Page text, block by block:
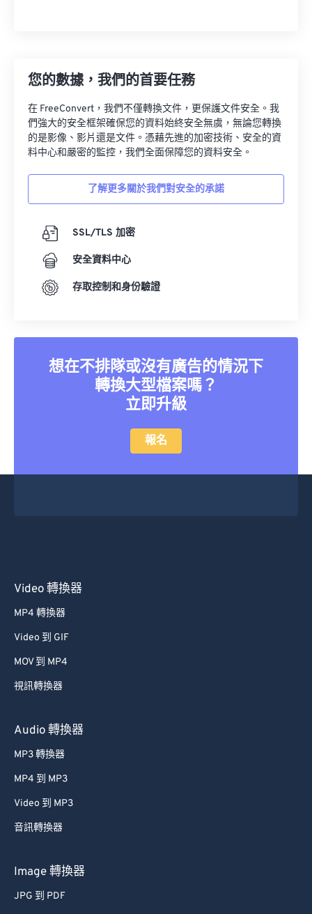
您的數據，我們的首要任務
在 FreeConvert，我們不僅轉換文件，更保護文件安全。我
們強大的安全框架確保您的資料始終安全無虞，無論您轉換
的是影像、影片還是文件。憑藉先進的加密技術、安全的資
料中心和嚴密的監控，我們全面保障您的資料安全。
了解更多關於我們對安全的承諾
SSL/TLS 加密
安全資料中心
存取控制和身份驗證
想在不排隊或沒有廣告的情況下
轉換大型檔案嗎？
立即升級
報名
Video 轉換器
MP4 轉換器
Video 到 GIF
MOV 到 MP4
視訊轉換器
Audio 轉換器
MP3 轉換器
MP4 到 MP3
Video 到 MP3
音訊轉換器
Image 轉換器
JPG 到 PDF